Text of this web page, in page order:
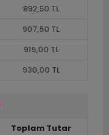
892,50 TL
907,50 TL
915,00 TL
930,00 TL
Toplam Tutar